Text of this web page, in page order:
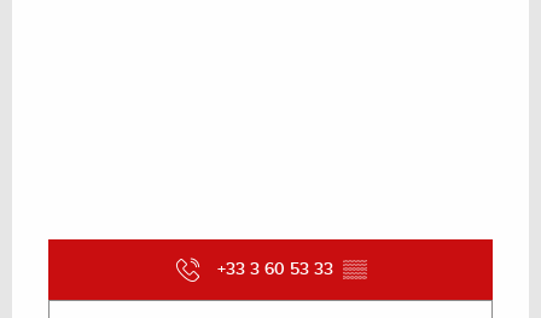
+33 3 60 53 33 ▒▒